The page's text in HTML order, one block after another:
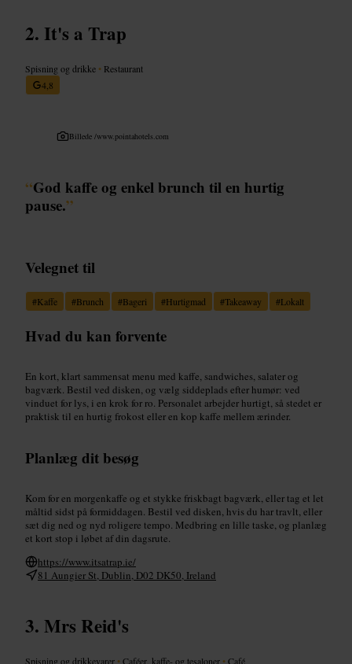
It's a Trap
Spisning og drikke • Restaurant
4,8
Billede /www.pointahotels.com
“God kaffe og enkel brunch til en hurtig
pause.”
Velegnet til
#Kaffe #Brunch #Bageri #Hurtigmad #Takeaway #Lokalt
Hvad du kan forvente
En kort, klart sammensat menu med kaffe, sandwiches, salater og
bagværk. Bestil ved disken, og vælg siddeplads efter humør: ved
vinduet for lys, i en krok for ro. Personalet arbejder hurtigt, så stedet er
praktisk til en hurtig frokost eller en kop kaffe mellem ærinder.
Planlæg dit besøg
Kom for en morgenkaffe og et stykke friskbagt bagværk, eller tag et let
måltid sidst på formiddagen. Bestil ved disken, hvis du har travlt, eller
sæt dig ned og nyd roligere tempo. Medbring en lille taske, og planlæg
et kort stop i løbet af din dagsrute.
https://www.itsatrap.ie/
81 Aungier St, Dublin, D02 DK50, Ireland
Mrs Reid's
Spisning og drikkevarer •Caféer, kaffe- og tesaloner •Café